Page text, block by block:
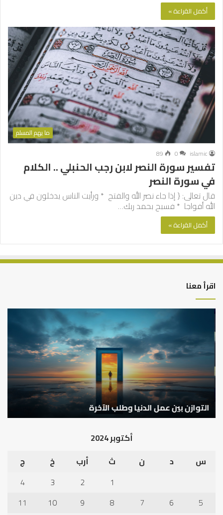
أكمل القراءة »
ما يهم المسلم
islamic
0
89
تفسير سورة النصر لابن رجب الحنبلي .. الكلام
في سورة النصر
قال تعالى: { إذا جاء نصر الله والفتح * ورأيت الناس يدخلون في دين
الله أفواجا * فسبح بحمد ربك…
أكمل القراءة »
اقرأ معنا
التوازن
عمل
الدنيا
وطلب
الآخرة
التوازن بين عمل الدنيا وطلب الآخرة
أكتوبر 2024
س
د ن ث أرب خ
ج
1
2
3
4
5
6
7
8
9
10
11